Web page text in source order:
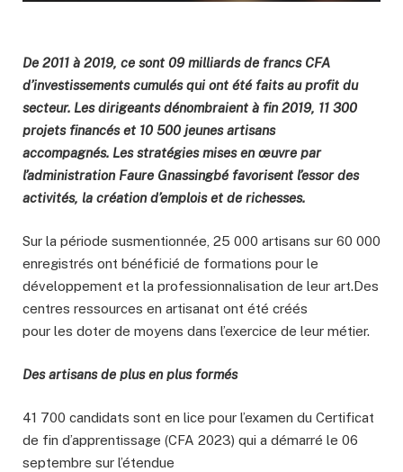
De 2011 à 2019, ce sont 09 milliards de francs CFA
d’investissements cumulés qui ont été faits au profit du
secteur. Les dirigeants dénombraient à fin 2019, 11 300
projets financés et 10 500 jeunes artisans
accompagnés. Les stratégies mises en œuvre par
l’administration Faure Gnassingbé favorisent l’essor des
activités, la création d’emplois et de richesses.
Sur la période susmentionnée, 25 000 artisans sur 60 000
enregistrés ont bénéficié de formations pour le
développement et la professionnalisation de leur art.Des
centres ressources en artisanat ont été créés
pour les doter de moyens dans l’exercice de leur métier.
Des artisans de plus en plus formés
41 700 candidats sont en lice pour l’examen du Certificat
de fin d’apprentissage (CFA 2023) qui a démarré le 06
septembre sur l’étendue